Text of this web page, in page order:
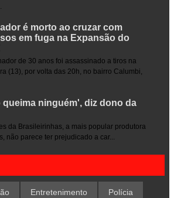
é morto ao cruzar com
em fuga na Expansão do
de 30 anos foi assassinado a tiros na
(13), por volta das 20h, no bairro Calumbi,
queima ninguém', diz dono da
da Brasileirinhas, a mais popular produtora
não parece ter prejudicado a car...
Entretenimento Polícia